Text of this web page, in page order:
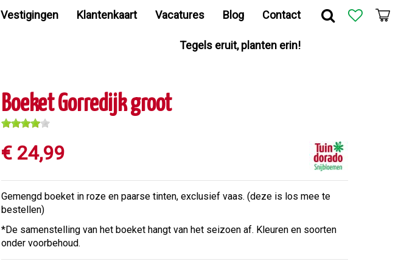
Vestigingen Klantenkaart Vacatures Blog Contact
Tegels eruit, planten erin!
Boeket Gorredijk groot
€ 24,99
Gemengd boeket in roze en paarse tinten, exclusief vaas. (deze is los mee te
bestellen)
*De samenstelling van het boeket hangt van het seizoen af. Kleuren en soorten
onder voorbehoud.